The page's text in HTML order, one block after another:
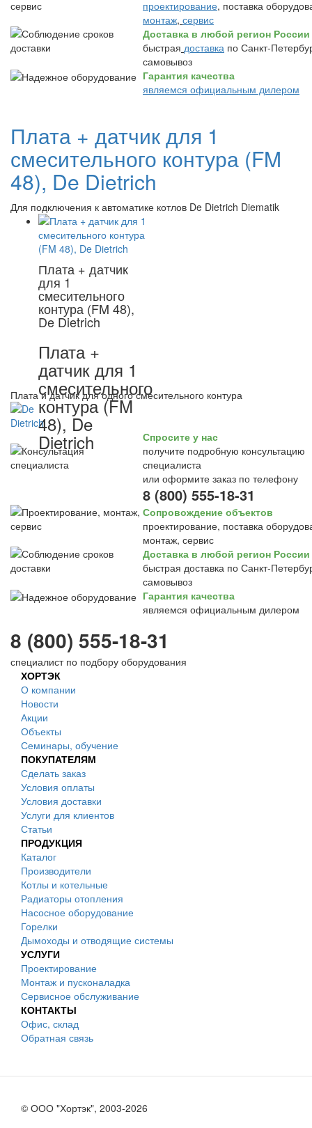
проектирование, поставка
монтаж, сервис
Доставка в любой регион России
быстрая доставка по Санкт-
самовывоз
Гарантия качества
являемся официальным дилером
Плата + датчик для 1
смесительного контура (FM
48), De Dietrich
Для подключения к автоматике котлов De Dietrich Diematik
Плата + датчик
для 1
смесительного
контура (FM 48),
De Dietrich
Плата +
датчик для 1
смесительного
контура (FM
48), De
Dietrich
Плата и датчик для одного смесительного контура
Спросите у нас
получите подробную консультацию
специалиста
или оформите заказ по телефону
8 (800) 555-18-31
Сопровождение объектов
проектирование, поставка
монтаж, сервис
Доставка в любой регион России
быстрая доставка по Санкт-
самовывоз
Гарантия качества
являемся официальным дилером
8 (800) 555-18-31
специалист по подбору оборудования
ХОРТЭК
О компании
Новости
Акции
Объекты
Семинары, обучение
ПОКУПАТЕЛЯМ
Сделать заказ
Условия оплаты
Условия доставки
Услуги для клиентов
Статьи
ПРОДУКЦИЯ
Каталог
Производители
Котлы и котельные
Радиаторы отопления
Насосное оборудование
Горелки
Дымоходы и отводящие системы
УСЛУГИ
Проектирование
Монтаж и пусконаладка
Сервисное обслуживание
КОНТАКТЫ
Офис, склад
Обратная связь
© ООО "Хортэк", 2003-2026